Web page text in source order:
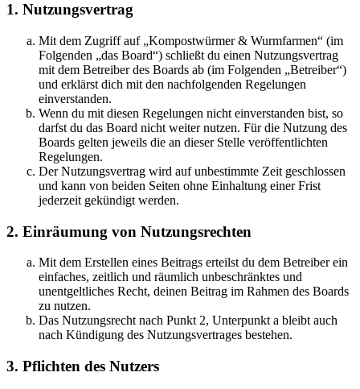
1. Nutzungsvertrag
Mit dem Zugriff auf „Kompostwürmer & Wurmfarmen“ (im
Folgenden „das Board“) schließt du einen Nutzungsvertrag
mit dem Betreiber des Boards ab (im Folgenden „Betreiber“)
und erklärst dich mit den nachfolgenden Regelungen
einverstanden.
Wenn du mit diesen Regelungen nicht einverstanden bist, so
darfst du das Board nicht weiter nutzen. Für die Nutzung des
Boards gelten jeweils die an dieser Stelle veröffentlichten
Regelungen.
Der Nutzungsvertrag wird auf unbestimmte Zeit geschlossen
und kann von beiden Seiten ohne Einhaltung einer Frist
jederzeit gekündigt werden.
2. Einräumung von Nutzungsrechten
Mit dem Erstellen eines Beitrags erteilst du dem Betreiber ein
einfaches, zeitlich und räumlich unbeschränktes und
unentgeltliches Recht, deinen Beitrag im Rahmen des Boards
zu nutzen.
Das Nutzungsrecht nach Punkt 2, Unterpunkt a bleibt auch
nach Kündigung des Nutzungsvertrages bestehen.
3. Pflichten des Nutzers